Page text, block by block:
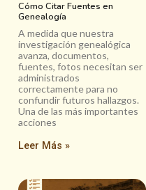
Cómo Citar Fuentes en
Genealogía
A medida que nuestra
investigación genealógica
avanza, documentos,
fuentes, fotos necesitan ser
administrados
correctamente para no
confundir futuros hallazgos.
Una de las más importantes
acciones
Leer Más »